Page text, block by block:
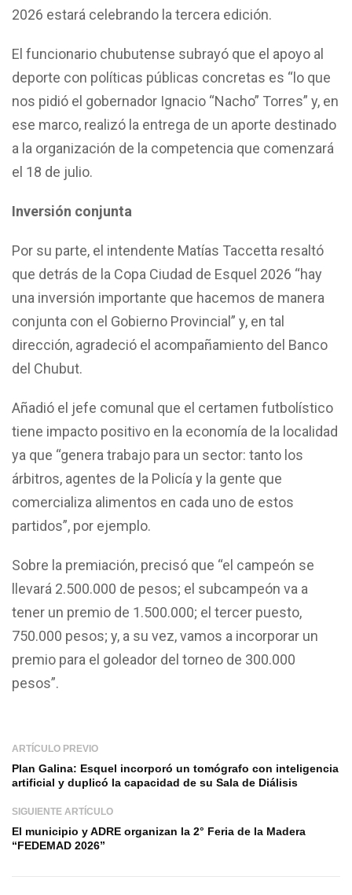
2026 estará celebrando la tercera edición.
El funcionario chubutense subrayó que el apoyo al
deporte con políticas públicas concretas es “lo que
nos pidió el gobernador Ignacio “Nacho” Torres” y, en
ese marco, realizó la entrega de un aporte destinado
a la organización de la competencia que comenzará
el 18 de julio.
Inversión conjunta
Por su parte, el intendente Matías Taccetta resaltó
que detrás de la Copa Ciudad de Esquel 2026 “hay
una inversión importante que hacemos de manera
conjunta con el Gobierno Provincial” y, en tal
dirección, agradeció el acompañamiento del Banco
del Chubut.
Añadió el jefe comunal que el certamen futbolístico
tiene impacto positivo en la economía de la localidad
ya que “genera trabajo para un sector: tanto los
árbitros, agentes de la Policía y la gente que
comercializa alimentos en cada uno de estos
partidos”, por ejemplo.
Sobre la premiación, precisó que “el campeón se
llevará 2.500.000 de pesos; el subcampeón va a
tener un premio de 1.500.000; el tercer puesto,
750.000 pesos; y, a su vez, vamos a incorporar un
premio para el goleador del torneo de 300.000
pesos”.
ARTÍCULO PREVIO
Plan Galina: Esquel incorporó un tomógrafo con inteligencia
artificial y duplicó la capacidad de su Sala de Diálisis
SIGUIENTE ARTÍCULO
El municipio y ADRE organizan la 2° Feria de la Madera
“FEDEMAD 2026”